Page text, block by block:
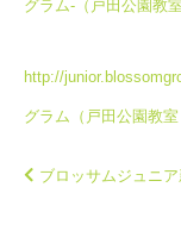
グラム-（戸田公園教
http://
グラム（戸田公園教